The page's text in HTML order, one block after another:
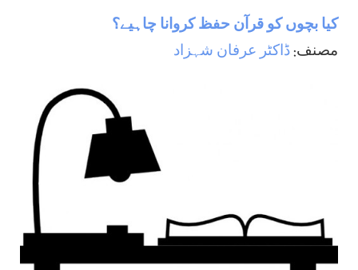
كيا بچوں كو قرآن حفظ كروانا چاہيے؟
مصنف:ڈاکٹر عرفان شہزاد